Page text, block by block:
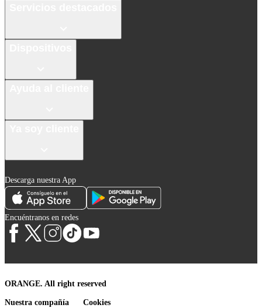
Descarga nuestra App
Encuéntranos en redes
ORANGE. All right reserved
Nuestra compañía Cookies